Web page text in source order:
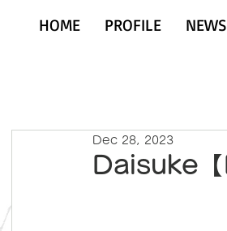
HOME PROFILE NEWS
Daisuke
Dec 28, 2023